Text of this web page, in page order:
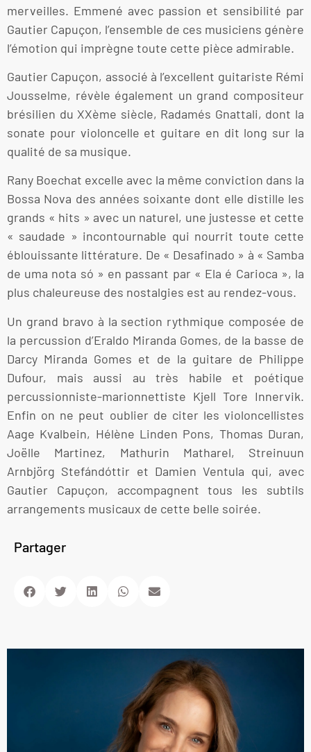
merveilles. Emmené avec passion et sensibilité par
Gautier Capuçon, l’ensemble de ces musiciens génère
l’émotion qui imprègne toute cette pièce admirable.
Gautier Capuçon, associé à l’excellent guitariste Rémi
Jousselme, révèle également un grand compositeur
brésilien du XXème siècle, Radamés Gnattali, dont la
sonate pour violoncelle et guitare en dit long sur la
qualité de sa musique.
Rany Boechat excelle avec la même conviction dans la
Bossa Nova des années soixante dont elle distille les
grands « hits » avec un naturel, une justesse et cette
« saudade » incontournable qui nourrit toute cette
éblouissante littérature. De « Desafinado » à « Samba
de uma nota só » en passant par « Ela é Carioca », la
plus chaleureuse des nostalgies est au rendez-vous.
Un grand bravo à la section rythmique composée de
la percussion d’Eraldo Miranda Gomes, de la basse de
Darcy Miranda Gomes et de la guitare de Philippe
Dufour, mais aussi au très habile et poétique
percussionniste-marionnettiste Kjell Tore Innervik.
Enfin on ne peut oublier de citer les violoncellistes
Aage Kvalbein, Hélène Linden Pons, Thomas Duran,
Joëlle Martinez, Mathurin Matharel, Streinuun
Arnbjörg Stefándóttir et Damien Ventula qui, avec
Gautier Capuçon, accompagnent tous les subtils
arrangements musicaux de cette belle soirée.
Partager